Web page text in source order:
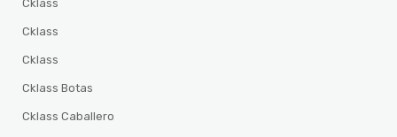
Cklass
Cklass
Cklass
Cklass Botas
Cklass Caballero